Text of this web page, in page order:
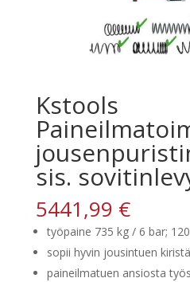
Kstools
sis.
5441,99 €
työpaine 735 kg / 6 bar;
sopii hyvin jousintuen
paineilmatuen ansiosta